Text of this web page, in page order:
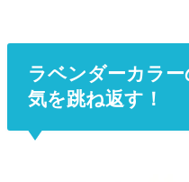
ラベンダーカラ
気を跳ね返す！